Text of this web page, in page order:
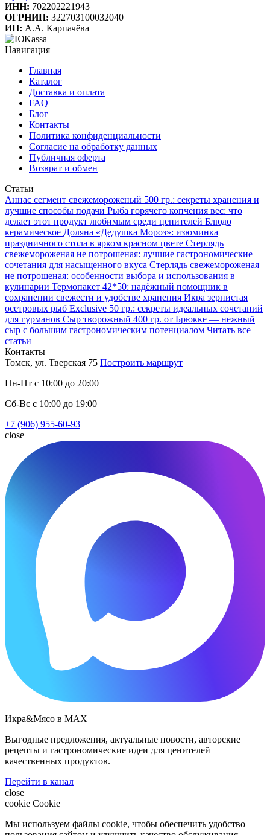
ИНН: 702202221943
ОГРНИП: 322703100032040
ИП: А.А. Карпачёва
Навигация
Главная
Каталог
Доставка и оплата
FAQ
Блог
Контакты
Политика конфиденциальности
Согласие на обработку данных
Публичная оферта
Возврат и обмен
Статьи
Аннаc сегмент свежемороженый 500 гр.: секреты хранения и
лучшие способы подачи Рыба горячего копчения вес: что
делает этот продукт любимым среди ценителей Блюдо
керамическое Доляна «Дедушка Мороз»: изюминка
праздничного стола в ярком красном цвете Стерлядь
свежемороженая не потрошеная: лучшие гастрономические
сочетания для насыщенного вкуса Стерлядь свежемороженая
не потрошеная: особенности выбора и использования в
кулинарии Термопакет 42*50: надёжный помощник в
сохранении свежести и удобстве хранения Икра зернистая
осетровых рыб Exclusive 50 гр.: секреты идеальных сочетаний
для гурманов Сыр творожный 400 гр. от Брюкке — нежный
сыр с большим гастрономическим потенциалом Читать все
статьи
Контакты
Томск, ул. Тверская 75 Построить маршрут
Пн-Пт с 10:00 до 20:00
Сб-Вс с 10:00 до 19:00
+7 (906) 955-60-93
close
Икра&Мясо в МАХ
Выгодные предложения, актуальные новости, авторские
рецепты и гастрономические идеи для ценителей
качественных продуктов.
Перейти в канал
close
cookie Cookie
Мы используем файлы cookie, чтобы обеспечить удобство